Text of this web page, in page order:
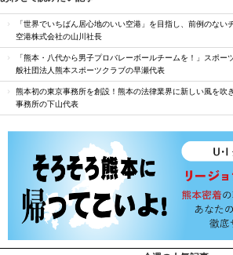
「世界でいちばん居心地のいい空港」を目指し、前例のない
空港株式会社の山川社長
「熊本・八代から男子プロバレーボールチームを！」スポー
般社団法人熊本スポーツクラブの早瀬代表
熊本初の東京事務所を創設！熊本の法律業界に新しい風を吹
事務所の下山代表